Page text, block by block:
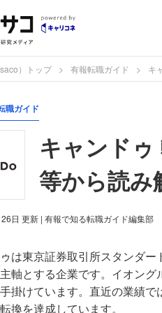
）トップ 有報転職ガイド キ
職ガイド
キャンド
等から読み
日 更新 | 有報で知る転職ガイド編集部
は東京証券取引所スタンダ
軸とする企業です。イオン
掛けています。直近の業績
換を達成しています。